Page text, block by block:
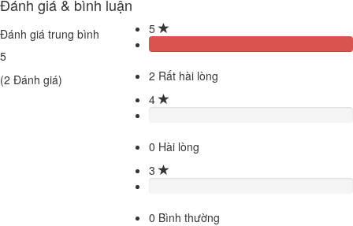
Đánh giá & bình luận
Đánh giá trung bình
5
(2 Đánh giá)
5
2 Rất hài lòng
4
0 Hài lòng
3
0 Bình thường